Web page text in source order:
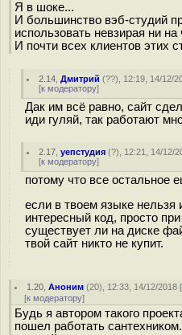
Я в шоке...
И большинство вэб-студий
использовать невзирая ни на
И почти всех клиентов этих
2.14 ,Дмитрий (??), 12:19, 14/12/
[к модератору]
Дак им всё равно, сайт
иди гуляй, так работают
2.17 ,уепстудия (?), 12:21, 14/12/
[к модератору]
потому что все остальное
если в твоем языке нельзя
интересный код, просто
существует ли на диске
твой сайт никто не купит.
1.20 ,Аноним (20), 12:33, 14/12/2018 [
[к модератору]
Будь я автором такого
пошел работать